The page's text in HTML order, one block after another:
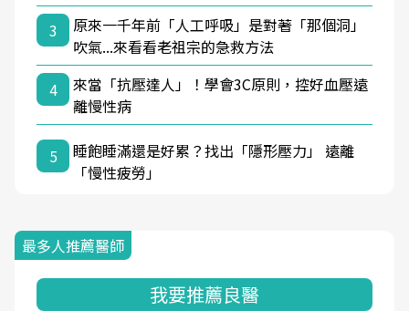
3
原來一千年前「人工呼吸」是對著「那個洞」
吹氣...來看看老祖宗的急救方法
4
來當「抗壓達人」！學會3C原則，控好血壓遠
離慢性病
5
睡飽睡滿還是好累？找出「隱形壓力」 遠離
「慢性疲勞」
最多人推薦醫師
我要推薦良醫